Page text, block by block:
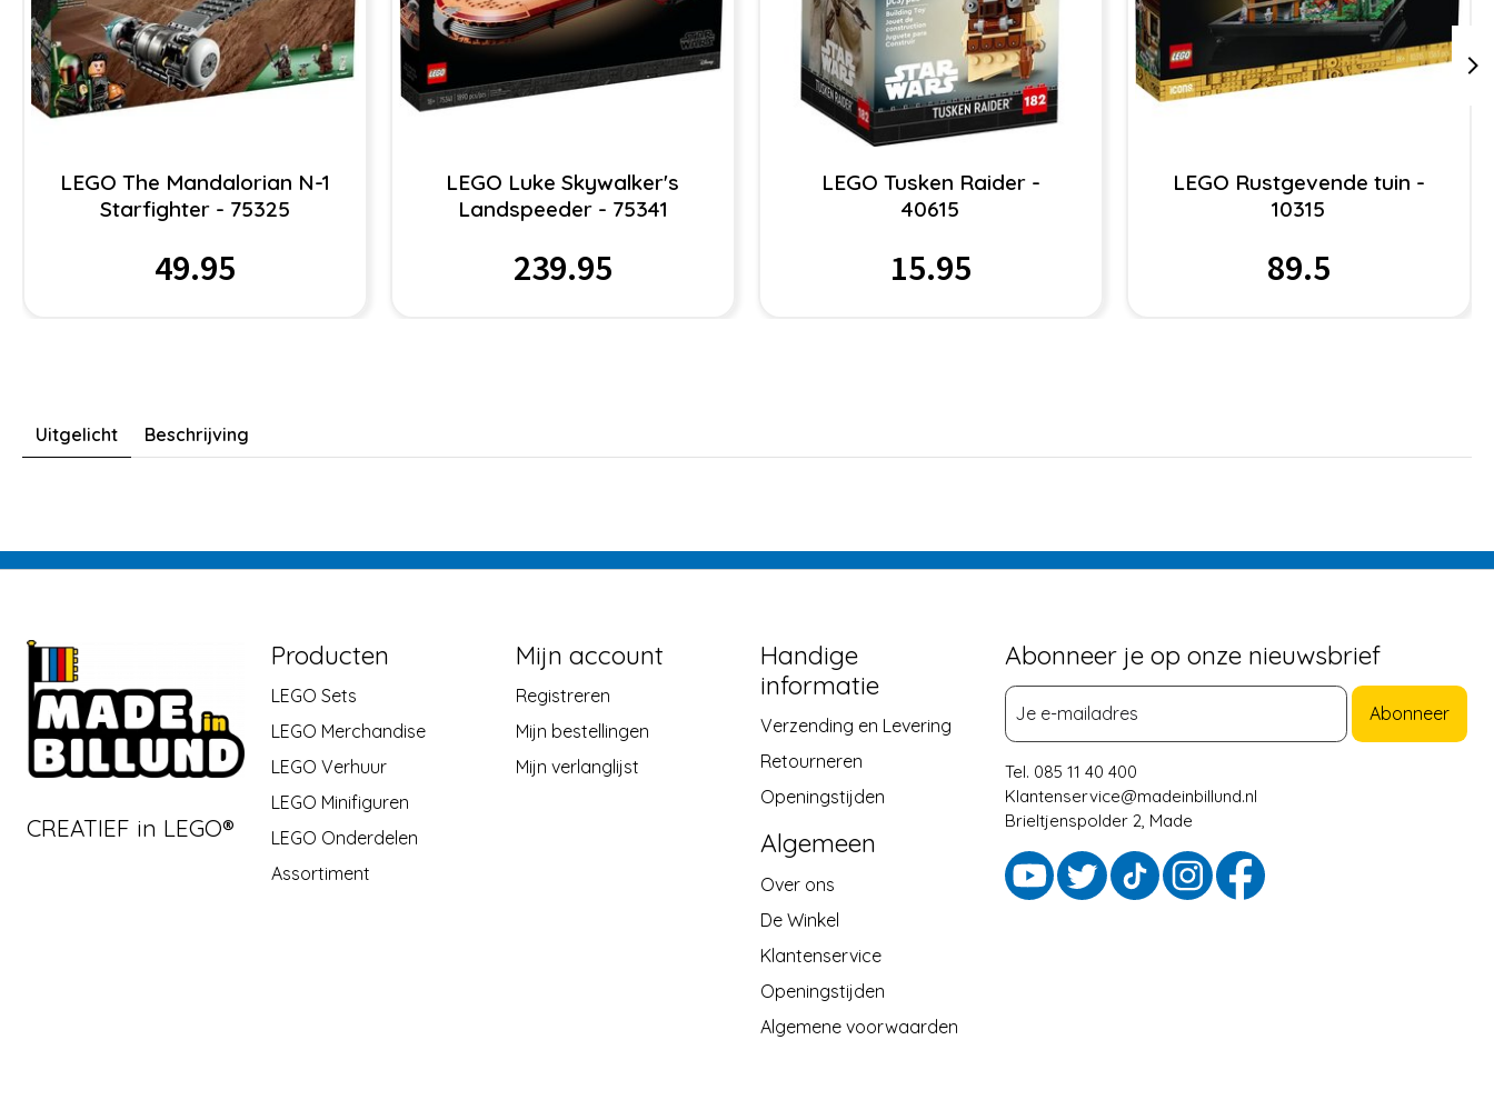
LEGO The Mandalorian N-1
Starfighter - 75325
49.95
LEGO Luke Skywalker's
Landspeeder - 75341
239.95
LEGO Tusken Raider -
40615
15.95
LEGO Rustgevende tuin -
10315
89.5
Uitgelicht Beschrijving
CREATIEF in LEGO®
Producten
LEGO Sets
LEGO Merchandise
LEGO Verhuur
LEGO Minifiguren
LEGO Onderdelen
Assortiment
Mijn account
Registreren
Mijn bestellingen
Mijn verlanglijst
Handige
informatie
Verzending en Levering
Retourneren
Openingstijden
Algemeen
Over ons
De Winkel
Klantenservice
Openingstijden
Algemene voorwaarden
Abonneer je op onze nieuwsbrief
Abonneer
Tel. 085 11 40 400
Klantenservice@madeinbillund.nl
Brieltjenspolder 2, Made